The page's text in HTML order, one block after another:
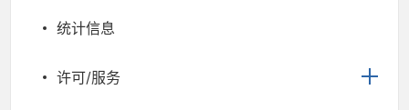
统计信息
许可/服务